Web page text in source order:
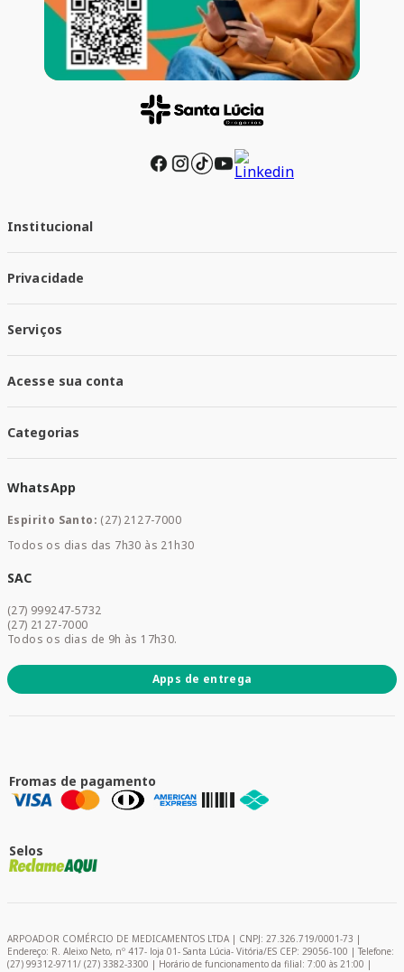
Institucional
Trabalhe conosco
Responsabilidade Social
Nossas Lojas
Privacidade
Política de Entrega
Trocas e Devoluções
Serviços
Santa Mais Exames
Santa Mais Serviços
Santa Mais Convenios
Acesse sua conta
Meus Pedidos
Categorias
Saúde e Bem-estar
Mamães e Bebê
Dermocosméticos
Promoções
WhatsApp
Espirito Santo: (27) 2127-7000
Todos os dias das 7h30 às 21h30
SAC
(27) 999247-5732
(27) 2127-7000
Todos os dias de 9h às 17h30.
Apps de entrega
Fromas de pagamento
Selos
ARPOADOR COMÉRCIO DE MEDICAMENTOS LTDA | CNPJ: 27.326.719/0001-73 |
Endereço: R. Aleixo Neto, nº 417- loja 01- Santa Lúcia- Vitória/ES CEP: 29056-100 | Telefone:
(27) 99312-9711/ (27) 3382-3300 | Horário de funcionamento da filial: 7:00 às 21:00 |